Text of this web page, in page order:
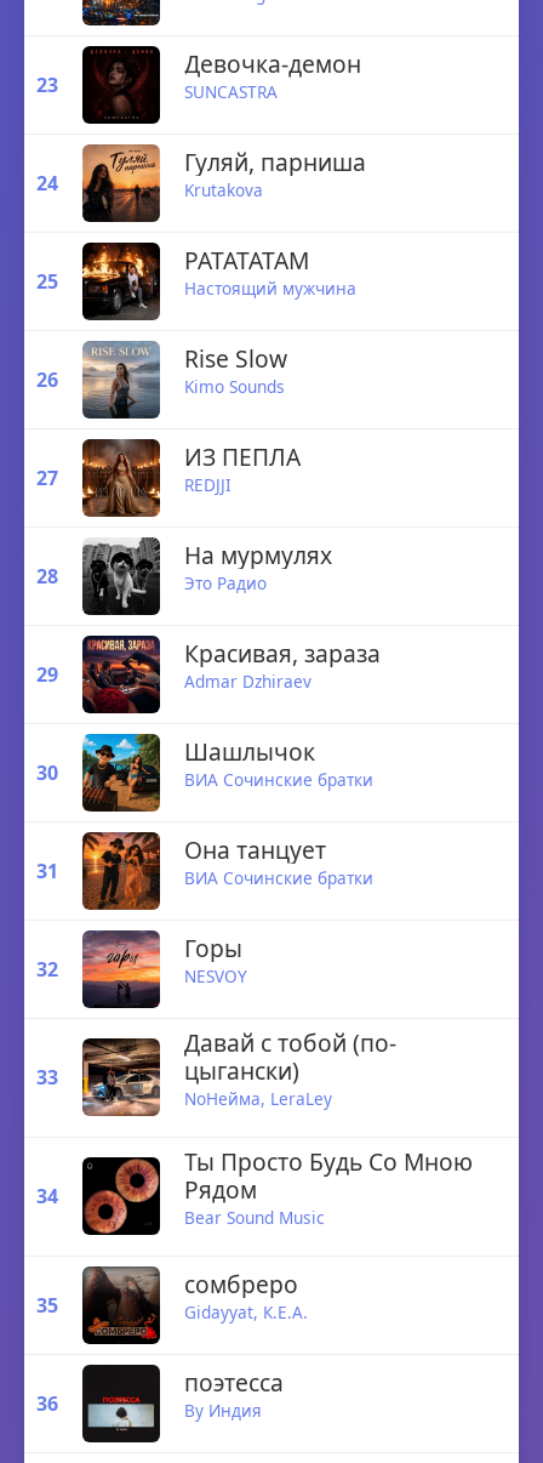
23
Девочка-демон
SUNCASTRA
24
Гуляй, парниша
Krutakova
25
РАТАТАТАМ
Настоящий мужчина
26
Rise Slow
Kimo Sounds
27
ИЗ ПЕПЛА
REDJJI
28
На мурмулях
Это Радио
29
Красивая, зараза
Admar Dzhiraev
30
Шашлычок
ВИА Сочинские братки
31
Она танцует
ВИА Сочинские братки
32
Горы
NESVOY
33
Давай с тобой (по-
цыгански)
NoНейма, LeraLey
34
Ты Просто Будь Со Мною
Рядом
Bear Sound Music
35
сомбреро
Gidayyat, К.Е.А.
36
поэтесса
By Индия